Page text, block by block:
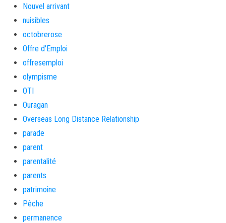
Nouvel arrivant
nuisibles
octobrerose
Offre d'Emploi
offresemploi
olympisme
OTI
Ouragan
Overseas Long Distance Relationship
parade
parent
parentalité
parents
patrimoine
Pêche
permanence